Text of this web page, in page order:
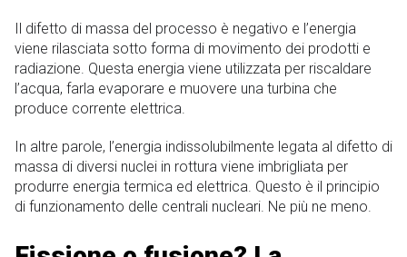
Il difetto di massa del processo è negativo e l’energia
viene rilasciata sotto forma di movimento dei prodotti e
radiazione. Questa energia viene utilizzata per riscaldare
l’acqua, farla evaporare e muovere una turbina che
produce corrente elettrica.
In altre parole, l’energia indissolubilmente legata al difetto di
massa di diversi nuclei in rottura viene imbrigliata per
produrre energia termica ed elettrica. Questo è il principio
di funzionamento delle centrali nucleari. Ne più ne meno.